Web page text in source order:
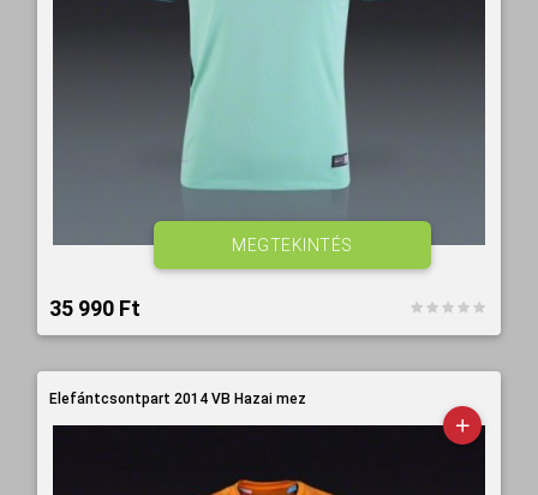
35 990 Ft‎
MEGTEKINTÉS
Elefántcsontpart 2014 VB Hazai mez